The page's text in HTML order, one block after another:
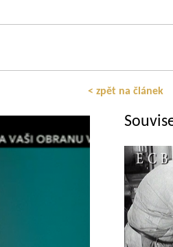
< zpět na článek